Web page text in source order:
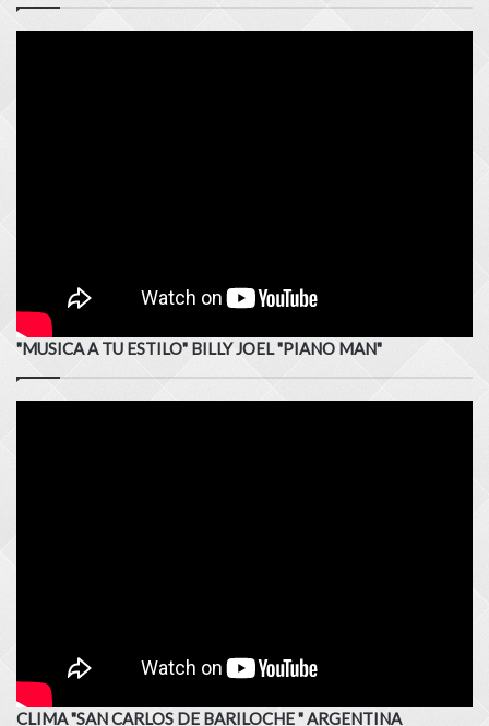
"MUSICA A TU ESTILO" BILLY JOEL "PIANO MAN"
CLIMA "SAN CARLOS DE BARILOCHE " ARGENTINA